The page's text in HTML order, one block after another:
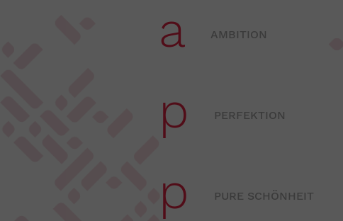
a AMBITION
p PERFEKTION
p PURE SCHÖNHEIT